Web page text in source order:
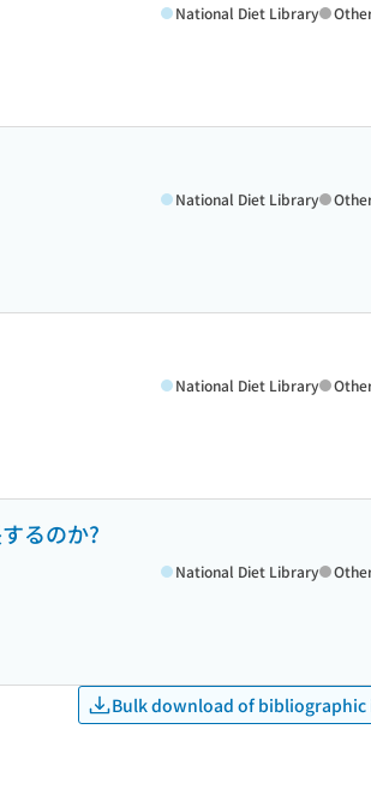
National Diet Library
National Diet Library
National Diet Library
るのか?
National Diet Library
Bulk download of